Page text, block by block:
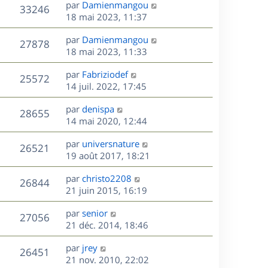
e
s
n
i
e
r
m
e
s
s
a
g
e
33246V
u
e
s
D
e
r
n
i
e
r
m
e
s
s
a
g
e
par Damienmangou
18 mai 2023, 11:37
27878V
u
e
D
e
r
n
i
e
r
m
e
s
s
a
g
e
par Damienmangou
18 mai 2023, 11:33
25572V
u
D
e
r
n
i
e
r
m
e
s
s
a
g
e
par Fabriziodef
14 juil. 2022, 17:45
28655V
u
D
e
r
n
i
e
r
m
e
s
s
a
g
e
par denispa
14 mai 2020, 12:44
26521
u
D
e
r
n
i
e
r
m
e
s
s
par universnature
19 août 2017, 18:21
26844V
u
e
D
e
r
n
i
e
r
m
par christo2208
21 juin 2015, 16:19
27056V
u
D
e
r
n
i
par senior
21 déc. 2014, 18:46
26451
D
e
par jrey
21 nov. 2010, 22:02